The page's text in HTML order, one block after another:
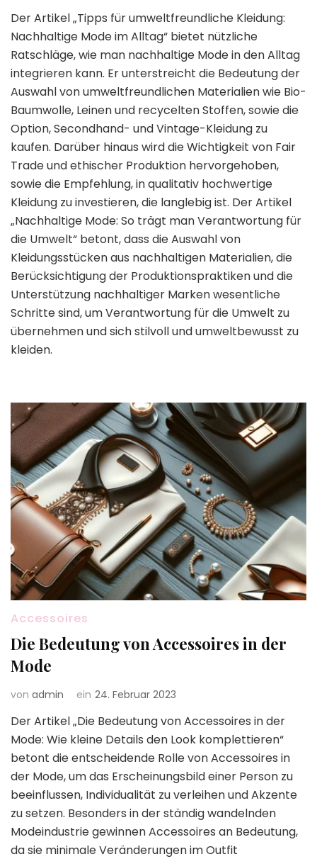
Der Artikel „Tipps für umweltfreundliche Kleidung:
Nachhaltige Mode im Alltag“ bietet nützliche
Ratschläge, wie man nachhaltige Mode in den Alltag
integrieren kann. Er unterstreicht die Bedeutung der
Auswahl von umweltfreundlichen Materialien wie Bio-
Baumwolle, Leinen und recycelten Stoffen, sowie die
Option, Secondhand- und Vintage-Kleidung zu
kaufen. Darüber hinaus wird die Wichtigkeit von Fair
Trade und ethischer Produktion hervorgehoben,
sowie die Empfehlung, in qualitativ hochwertige
Kleidung zu investieren, die langlebig ist. Der Artikel
„Nachhaltige Mode: So trägt man Verantwortung für
die Umwelt“ betont, dass die Auswahl von
Kleidungsstücken aus nachhaltigen Materialien, die
Berücksichtigung der Produktionspraktiken und die
Unterstützung nachhaltiger Marken wesentliche
Schritte sind, um Verantwortung für die Umwelt zu
übernehmen und sich stilvoll und umweltbewusst zu
kleiden.
Accessoires
Die Bedeutung von Accessoires in der
Mode
von admin ein 24. Februar 2023
Der Artikel „Die Bedeutung von Accessoires in der
Mode: Wie kleine Details den Look komplettieren“
betont die entscheidende Rolle von Accessoires in
der Mode, um das Erscheinungsbild einer Person zu
beeinflussen, Individualität zu verleihen und Akzente
zu setzen. Besonders in der ständig wandelnden
Modeindustrie gewinnen Accessoires an Bedeutung,
da sie minimale Veränderungen im Outfit